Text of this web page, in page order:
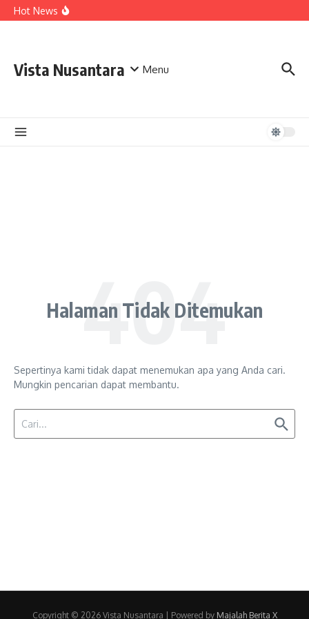
Lewati ke konten
Hot News
Vista Nusantara Menu
Halaman Tidak Ditemukan
Sepertinya kami tidak dapat menemukan apa yang Anda cari.
Mungkin pencarian dapat membantu.
Copyright © 2026 Vista Nusantara | Powered by Majalah Berita X